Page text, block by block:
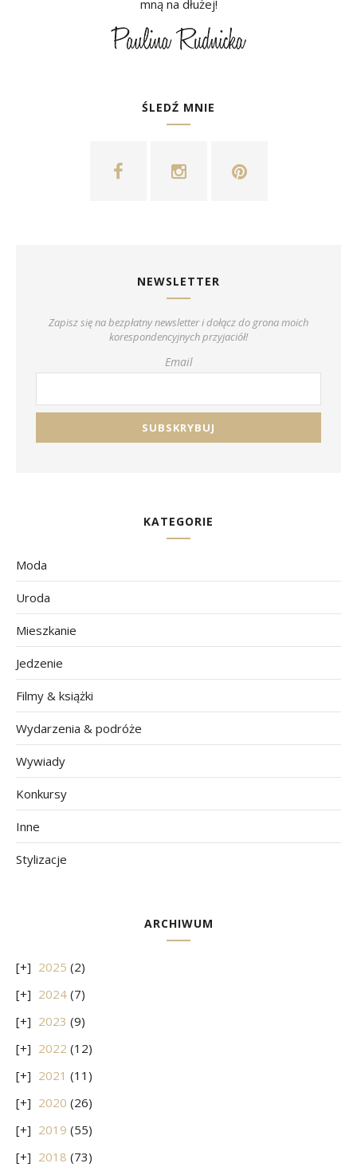
mną na dłużej!
ŚLEDŹ MNIE
NEWSLETTER
Zapisz się na bezpłatny newsletter i dołącz do grona moich
korespondencyjnych przyjaciół!
Email
KATEGORIE
Moda
Uroda
Mieszkanie
Jedzenie
Filmy & książki
Wydarzenia & podróże
Wywiady
Konkursy
Inne
Stylizacje
ARCHIWUM
2025 (2)
2024 (7)
2023 (9)
2022 (12)
2021 (11)
2020 (26)
2019 (55)
2018 (73)